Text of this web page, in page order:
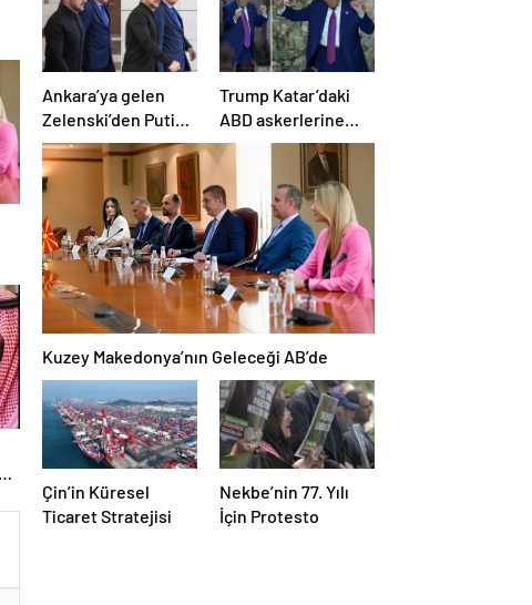
Ankara’ya gelen
Zelenski’den Putin
sorusuna olay yanıt
Trump Katar’daki
ABD askerlerine
moral vermek için
Kuzey Makedonya’nın Geleceği AB’de
Çin’in Küresel
Ticaret Stratejisi
Nekbe’nin 77. Yılı
İçin Protesto